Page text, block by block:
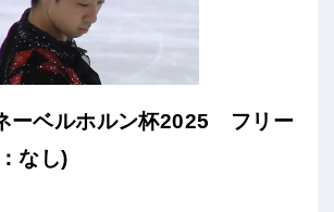
ーベルホルン杯2025 フリー
なし)